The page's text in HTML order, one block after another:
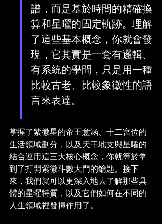
譜，而是基於時間的精確換
算和星曜的固定軌跡。理解
了這些基本概念，你就會發
現，它其實是一套有邏輯、
有系統的學問，只是用一種
比較古老、比較象徵性的語
言來表達。
掌握了紫微星的帝王意涵、十二宮位的
生活領域劃分，以及天干地支與星曜的
結合運用這三大核心概念，你就等於拿
到了打開紫微斗數大門的鑰匙。接下
來，我們就可以更深入地去了解那些具
體的星曜特質，以及它們如何在不同的
人生領域裡發揮作用了。